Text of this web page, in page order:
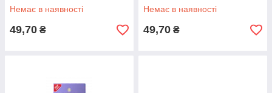
Немає в наявності
49,70 ₴
Немає в наявності
49,70 ₴